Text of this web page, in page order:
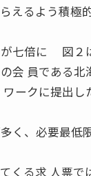
えるよう積極
七倍に 図２
会 員である北
ークに提出し
く、必要最低
くる求 人票で